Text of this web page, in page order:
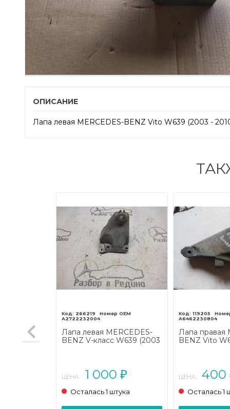
ОПИСАНИЕ
Лапа левая MERCEDES-BENZ Vito W639 (2003 -
Vito
266219
A2722232004
Лапа левая MERCEDES-
BENZ V-класс W639 (2003
ЦЕНА: 1 000 ₽
Осталась 1 штука
119205
A6462230804
Лапа правая
BENZ Vito
ЦЕНА: 400
Осталась 1